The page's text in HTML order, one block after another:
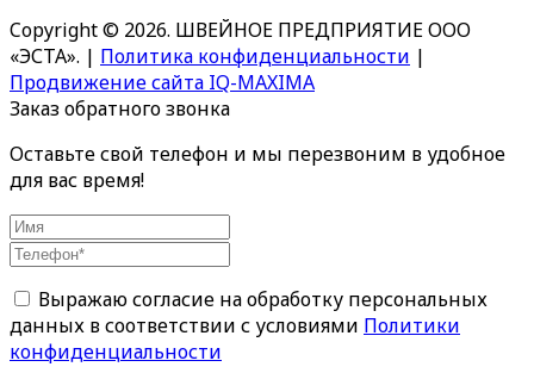
Copyright © 2026. ШВЕЙНОЕ ПРЕДПРИЯТИЕ ООО
«ЭСТА». | Политика конфиденциальности |
Продвижение сайта IQ-MAXIMA
Заказ обратного звонка
Оставьте свой телефон и мы перезвоним в удобное
для вас время!
Выражаю согласие на обработку персональных
данных в соответствии с условиями Политики
конфиденциальности